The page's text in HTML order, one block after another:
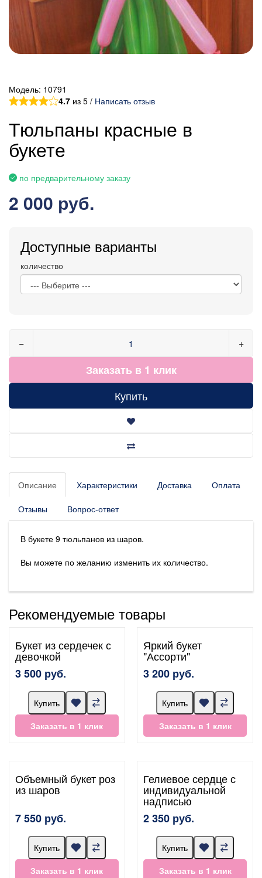
Модель: 10791
4.7 из 5 / Написать отзыв
Тюльпаны красные в
букете
по предварительному заказу
2 000 руб.
Доступные варианты
количество
− +
Заказать в 1 клик
Купить
Описание Характеристики Доставка Оплата
Отзывы Вопрос-ответ
В букете 9 тюльпанов из шаров.
Вы можете по желанию изменить их количество.
Рекомендуемые товары
Букет из сердечек с
девочкой
3 500 руб.
Купить
Заказать в 1 клик
Яркий букет
"Ассорти"
3 200 руб.
Купить
Заказать в 1 клик
Объемный букет роз
из шаров
7 550 руб.
Купить
Заказать в 1 клик
Гелиевое сердце с
индивидуальной
надписью
2 350 руб.
Купить
Заказать в 1 клик